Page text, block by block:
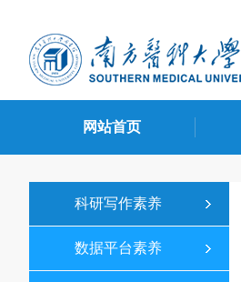
网站首页
科研写作素养
数据平台素养